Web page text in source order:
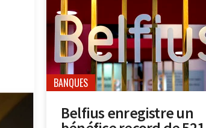
BANQUES
Belfius enregistre un